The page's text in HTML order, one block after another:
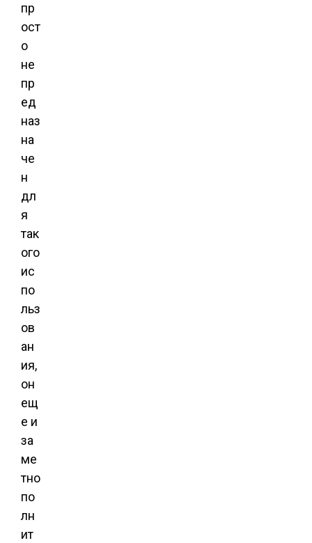
пр
ост
о
не
пр
ед
наз
на
че
н
дл
я
так
ого
ис
по
льз
ов
ан
ия,
он
ещ
е и
за
ме
тно
по
лн
ит